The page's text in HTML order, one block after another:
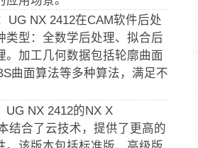
UG NX 2412在CAM软件后处
类型：全数学后处理、拟合后
。加工几何数据包括轮廓曲面
曲面算法等多种算法，满足不
UG NX 2412的NX X
结合了云技术，提供了更高的